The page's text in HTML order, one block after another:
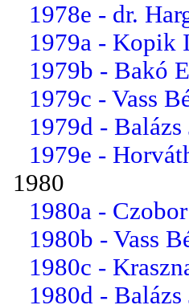
1978e - dr.
1979a - Kopik
1979b - Bakó
1979c - Vass
1979d - Balázs
1979e -
1980
1980a -
1980b - Vass
1980c -
1980d - Balázs